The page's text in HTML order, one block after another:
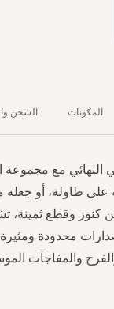
النهائي مع مجموعة
طاولة، أو جعله
وقطع ثمينة،
محدودة
والمفاجآت
المكونات الشحن